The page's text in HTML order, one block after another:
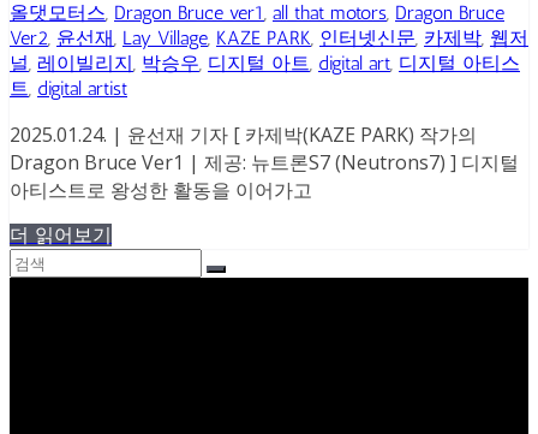
올댓모터스, Dragon Bruce ver1, all that motors, Dragon Bruce
Ver2, 윤선재, Lay Village, KAZE PARK, 인터넷신문, 카제박, 웹저
널, 레이빌리지, 박승우, 디지털 아트, digital art, 디지털 아티스
트, digital artist
2025.01.24. | 윤선재 기자 [ 카제박(KAZE PARK) 작가의
Dragon Bruce Ver1 | 제공: 뉴트론S7 (Neutrons7) ] 디지털
아티스트로 왕성한 활동을 이어가고
더 읽어보기